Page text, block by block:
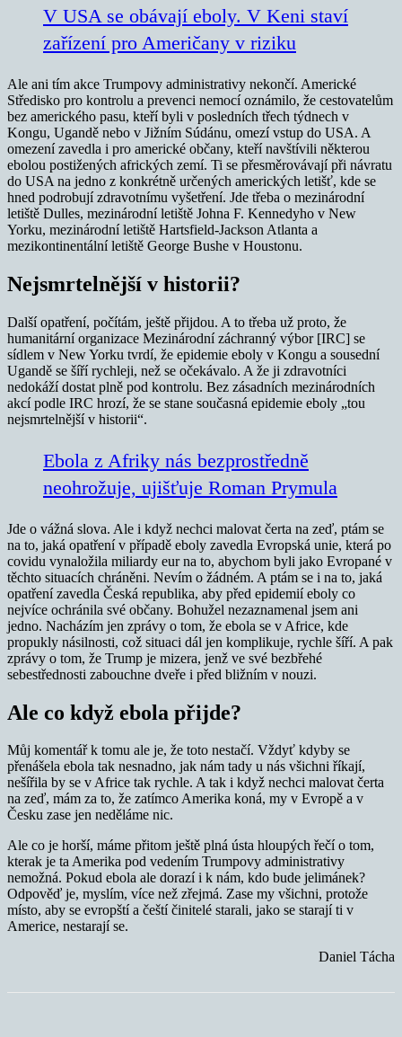
V USA se obávají eboly. V Keni staví
zařízení pro Američany v riziku
Ale ani tím akce Trumpovy administrativy nekončí. Americké
Středisko pro kontrolu a prevenci nemocí oznámilo, že cestovatelům
bez amerického pasu, kteří byli v posledních třech týdnech v
Kongu, Ugandě nebo v Jižním Súdánu, omezí vstup do USA. A
omezení zavedla i pro americké občany, kteří navštívili některou
ebolou postižených afrických zemí. Ti se přesměrovávají při návratu
do USA na jedno z konkrétně určených amerických letišť, kde se
hned podrobují zdravotnímu vyšetření. Jde třeba o mezinárodní
letiště Dulles, mezinárodní letiště Johna F. Kennedyho v New
Yorku, mezinárodní letiště Hartsfield-Jackson Atlanta a
mezikontinentální letiště George Bushe v Houstonu.
Nejsmrtelnější v historii?
Další opatření, počítám, ještě přijdou. A to třeba už proto, že
humanitární organizace Mezinárodní záchranný výbor [IRC] se
sídlem v New Yorku tvrdí, že epidemie eboly v Kongu a sousední
Ugandě se šíří rychleji, než se očekávalo. A že ji zdravotníci
nedokáží dostat plně pod kontrolu. Bez zásadních mezinárodních
akcí podle IRC hrozí, že se stane současná epidemie eboly „tou
nejsmrtelnější v historii“.
Ebola z Afriky nás bezprostředně
neohrožuje, ujišťuje Roman Prymula
Jde o vážná slova. Ale i když nechci malovat čerta na zeď, ptám se
na to, jaká opatření v případě eboly zavedla Evropská unie, která po
covidu vynaložila miliardy eur na to, abychom byli jako Evropané v
těchto situacích chráněni. Nevím o žádném. A ptám se i na to, jaká
opatření zavedla Česká republika, aby před epidemií eboly co
nejvíce ochránila své občany. Bohužel nezaznamenal jsem ani
jedno. Nacházím jen zprávy o tom, že ebola se v Africe, kde
propukly násilnosti, což situaci dál jen komplikuje, rychle šíří. A pak
zprávy o tom, že Trump je mizera, jenž ve své bezbřehé
sebestřednosti zabouchne dveře i před bližním v nouzi.
Ale co když ebola přijde?
Můj komentář k tomu ale je, že toto nestačí. Vždyť kdyby se
přenášela ebola tak nesnadno, jak nám tady u nás všichni říkají,
nešířila by se v Africe tak rychle. A tak i když nechci malovat čerta
na zeď, mám za to, že zatímco Amerika koná, my v Evropě a v
Česku zase jen neděláme nic.
Ale co je horší, máme přitom ještě plná ústa hloupých řečí o tom,
kterak je ta Amerika pod vedením Trumpovy administrativy
nemožná. Pokud ebola ale dorazí i k nám, kdo bude jelimánek?
Odpověď je, myslím, více než zřejmá. Zase my všichni, protože
místo, aby se evropští a čeští činitelé starali, jako se starají ti v
Americe, nestarají se.
Daniel Tácha